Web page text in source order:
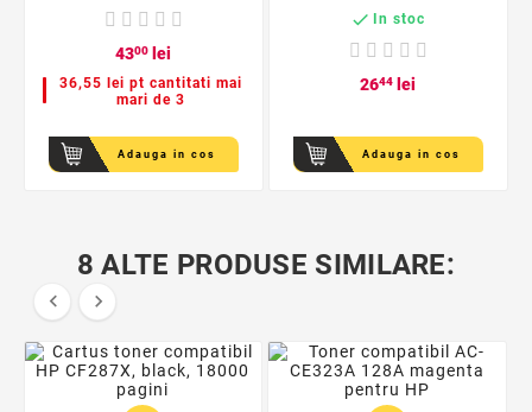
4300 lei
36,55 lei pt cantitati mai
mari de 3
Adauga in cos
 In stoc
2644 lei
Adauga in cos
8 ALTE PRODUSE SIMILARE:
 